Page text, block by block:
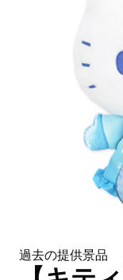
過去の提供景品